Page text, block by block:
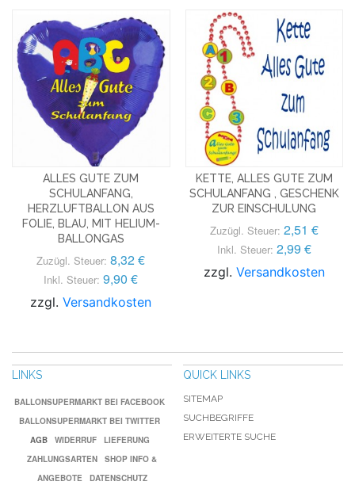
ALLES GUTE ZUM
SCHULANFANG,
HERZLUFTBALLON AUS
FOLIE, BLAU, MIT HELIUM-
BALLONGAS
Zuzügl. Steuer: 8,32 €
Inkl. Steuer: 9,90 €
zzgl.Versandkosten
KETTE, ALLES GUTE ZUM
SCHULANFANG , GESCHENK
ZUR EINSCHULUNG
Zuzügl. Steuer: 2,51 €
Inkl. Steuer: 2,99 €
zzgl. Versandkosten
LINKS
BALLONSUPERMARKT BEI FACEBOOK
BALLONSUPERMARKT BEI TWITTER
AGB
WIDERRUF
LIEFERUNG
ZAHLUNGSARTEN
SHOP INFO &
ANGEBOTE
DATENSCHUTZ
QUICK LINKS
SITEMAP
SUCHBEGRIFFE
ERWEITERTE SUCHE